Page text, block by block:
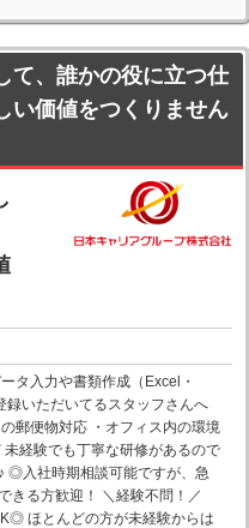
て、誰かの役に立つ仕
い価値をつくりません
タ入力や書類作成（Excel・
録いただいてるスタッフさんへ
郵便物対応 ・オフィス内の環境
経験でも丁寧な研修があるので
◎入社時期相談可能ですが、急
きる方歓迎！ ＼経験不問！／
ほとんどの方が未経験からは